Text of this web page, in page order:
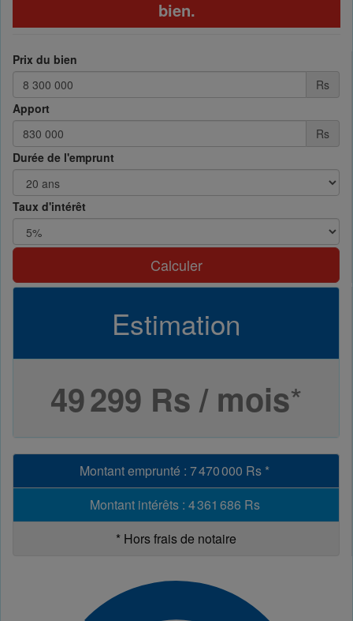
bien.
Prix du bien
Rs
Apport
Rs
Durée de l'emprunt
Taux d'intérêt
Calculer
Estimation
49 299 Rs / mois*
Montant emprunté : 7 470 000 Rs *
Montant intérêts: 4 361 686 Rs
* Hors frais de notaire